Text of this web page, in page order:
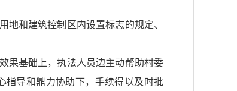
和建筑控制区内设置标志的规定、
果基础上，执法人员边主动帮助村委
指导和鼎力协助下，手续得以及时批